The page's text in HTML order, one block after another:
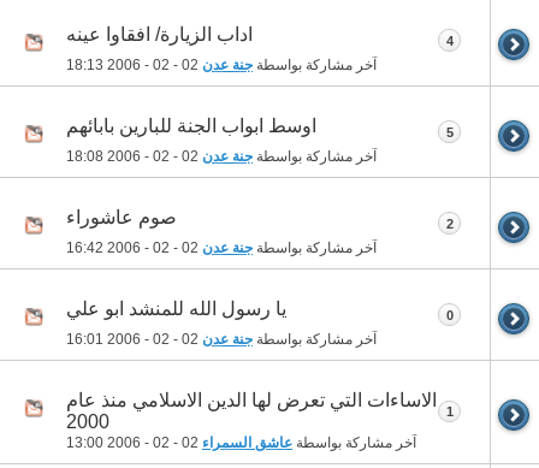
اداب الزيارة/ افقاوا عينه
آخر مشاركة بواسطة جنة عدن 18:13
4
اوسط ابواب الجنة للبارين بابائهم
آخر مشاركة بواسطة جنة عدن 18:08
5
صوم عاشوراء
آخر مشاركة بواسطة جنة عدن 16:42
2
يا رسول الله للمنشد ابو علي
آخر مشاركة بواسطة جنة عدن 16:01
0
الاساءات التي تعرض لها الدين الاسلامي منذ عام
2000
آخر مشاركة بواسطة عاشق السمراء 13:00
1